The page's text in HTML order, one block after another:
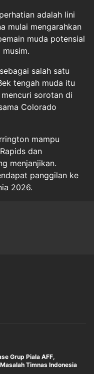
adalah lini
mulai mengarahkan
muda potensial
salah satu
tengah muda itu
sorotan di
Colorado
mampu
dan
menjanjikan.
panggilan ke
2026.
Grup Piala AFF,
Timnas Indonesia